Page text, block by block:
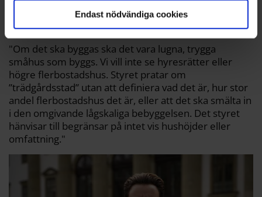
Endast nödvändiga cookies
Oskar Weinmar (M):
"Om det ska byggas ska det vara lugna, trygga
småhus som byggs. Vi vill inte se hyresrätter eller
högre flerbostadshus. Styret pratar om
”trädgårdsstad” utan att definiera vad det är, hur stor
andel flerbostadshus det är, eller att det ska smälta in
i den omgivande lågskaliga bebyggelsen. Det styret
hänvisar till begränsar på intet vis hushöjder eller
omfattning."